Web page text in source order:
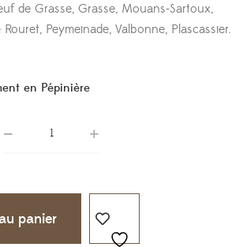
de Grasse, Grasse, Mouans-Sartoux,
Peymeinade, Valbonne, Plascassier.
en Pépinière
panier